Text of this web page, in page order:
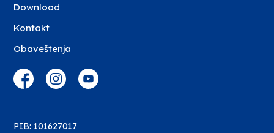
Download
Kontakt
Obaveštenja
PIB: 101627017